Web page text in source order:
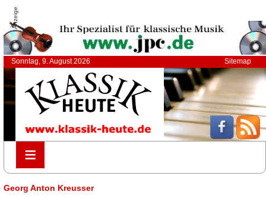
Anzeige
Sonntag, 9. August 2026 Sitemap
≡
≡
Georg Anton Kreusser